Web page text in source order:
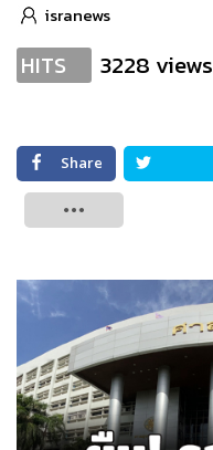
isranews
HITS 3228 views
Share